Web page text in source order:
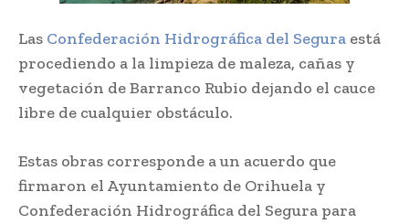
Las Confederación Hidrográfica del Segura está
procediendo a la limpieza de maleza, cañas y
vegetación de Barranco Rubio dejando el cauce
libre de cualquier obstáculo.
Estas obras corresponde a un acuerdo que
firmaron el Ayuntamiento de Orihuela y
Confederación Hidrográfica del Segura para